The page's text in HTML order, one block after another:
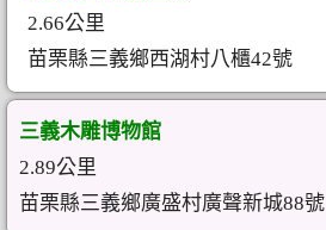
2.66公里
苗栗縣三義鄉西湖村八櫃42號
三義木雕博物館
2.89公里
苗栗縣三義鄉廣盛村廣聲新城88號